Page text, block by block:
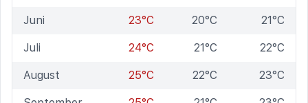
Juni 23°C 20°C 21°C
Juli 24°C 21°C 22°C
August 25°C 22°C 23°C